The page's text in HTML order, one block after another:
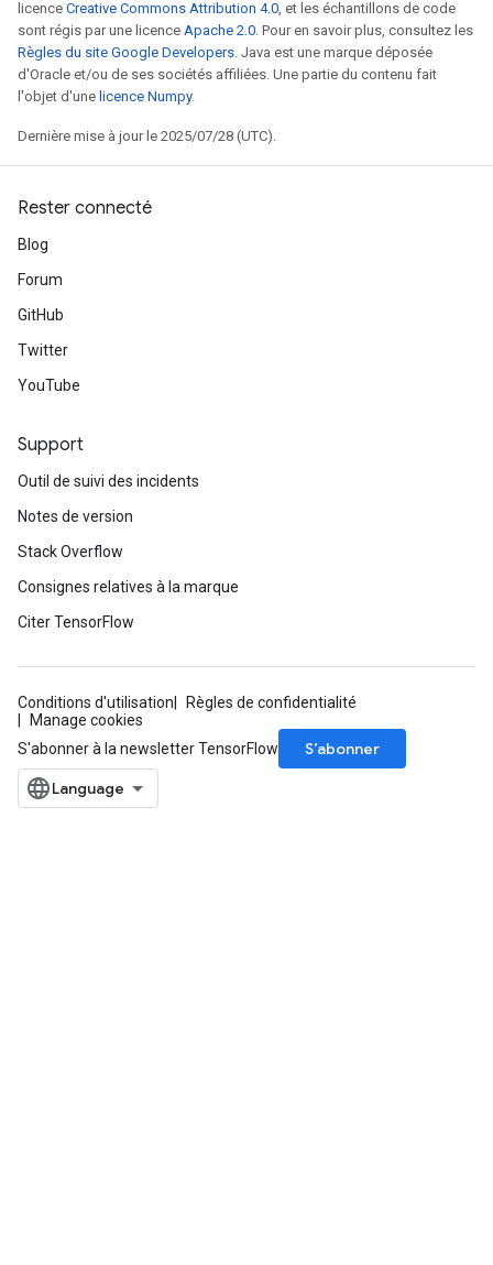
licence Creative Commons Attribution 4.0, et les échantillons de code
sont régis par une licence Apache 2.0. Pour en savoir plus, consultez les
Règles du site Google Developers. Java est une marque déposée
d'Oracle et/ou de ses sociétés affiliées. Une partie du contenu fait
l'objet d'une licence Numpy.
Dernière mise à jour le 2025/07/28 (UTC).
Rester connecté
Blog
Forum
GitHub
Twitter
YouTube
Support
Outil de suivi des incidents
Notes de version
Stack Overflow
Consignes relatives à la marque
Citer TensorFlow
Conditions d'utilisation
Règles de confidentialité
Manage cookies
S'abonner à la newsletter TensorFlow
S’abonner